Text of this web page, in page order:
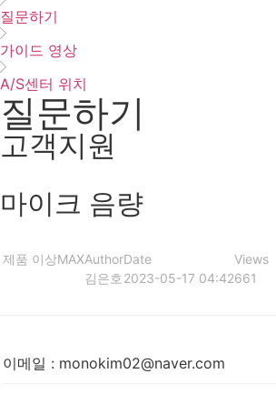
질문하기
가이드 영상
A/S센터 위치
질문하기
고객지원
마이크 음량
제품 이상MAXAuthor
김은호
Date
2023-05-17 04:42
Views
661
이메일 : monokim02@naver.com